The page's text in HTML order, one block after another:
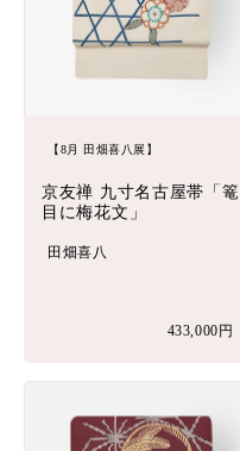
【8月 田畑喜八展】
京友禅 九寸名古屋帯「篭
目に梅花文」
田畑喜八
433,000円